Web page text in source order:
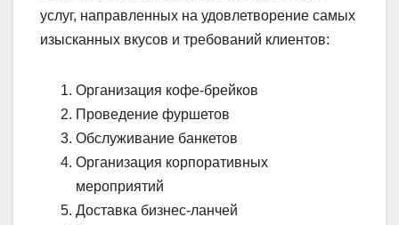
услуг, направленных на удовлетворение самых
изысканных вкусов и требований клиентов:
Организация кофе-брейков
Проведение фуршетов
Обслуживание банкетов
Организация корпоративных
мероприятий
Доставка бизнес-ланчей